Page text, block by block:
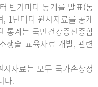
반기마다 통계를 발표(통
1년마다 원시자료를 공개
통계는 국민건강증진종합
생술 교육자료 개발, 관련
자료는 모두 국가손상정
다.